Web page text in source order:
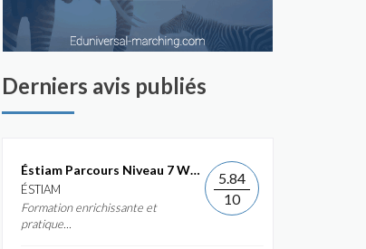
Derniers avis publiés
Éstiam Parcours Niveau 7 Web &...
ÉSTIAM
Formation enrichissante et
pratique...
5.84
10